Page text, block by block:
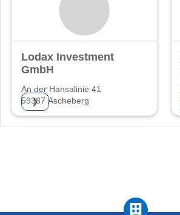
Lodax Investment
GmbH
An der Hansalinie 41
59387 Ascheberg
❯